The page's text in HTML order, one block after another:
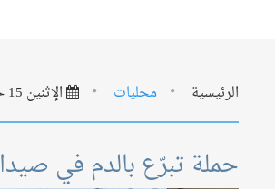
الرئيسية محليات الإثنين 15 حزيران 2026
حملة تبرّع بالدم في صيدا